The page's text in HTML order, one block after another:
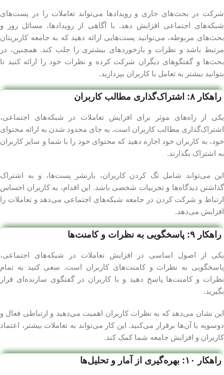
شرکت در بحث‌های جاری و رویدادها می‌تواند تعاملات را در پست‌های
شبکه‌های اجتماعی افزایش دهد. با آگاهی از رویدادها، مسائل روز و
بحث‌های مربوطه، می‌توانید پست‌هایی ارائه دهید که به جامعه کاربریتان
مرتبط باشد و نظرات و بازخوردهای بیشتری را جلب کند. همچنین، در
بحث‌ها و گفتگوهای دیگران شرکت کرده و نظرات خود را ارائه کنید تا
بتوانید بیشتر به تعامل با کاربران بپردازید.
راهکار ۸: اشتراک‌گذاری مطالب کاربران
یکی از راه‌های موثر برای افزایش تعاملات در شبکه‌های اجتماعی،
اشتراک‌گذاری مطالب کاربران است. به جای محدود شدن به ارائه محتوای
خود، به کاربران خود اجازه دهید که محتوای خود را با شما و سایر کاربران
به اشتراک بگذارند.
این می‌تواند شامل تگ کردن کاربران، بازنشر پست‌ها، و به اشتراک
گذاشتن دیدگاه‌ها و تجربیات شخصی باشد. این اقدام، به کاربران احساس
ارتباط و شرکت کردن در جامعه شبکه‌های اجتماعی می‌دهد و تعاملات را
افزایش می‌دهد.
راهکار ۹: پاسخگویی به نظرات و کامنت‌ها
یکی از اصول اساسی در افزایش تعاملات در شبکه‌های اجتماعی،
پاسخگویی به نظرات و کامنت‌های کاربران است. سعی کنید به تمام
نظرات و کامنت‌ها پاسخ دهید و با کاربران در گفتگوی سازنده‌ای قرار
بگیرید.
این نشان می‌دهد که به نظرات کاربران اهمیت می‌دهید و ارتباطی فعال و
دوسویه با آن‌ها برقرار می‌کنید. این کار می‌تواند به تعاملات بیشتر، اعتماد
کاربران و افزایش جامعه شما کمک کند.
راهکار ۱۰: بهره‌گیری از آمار و تحلیل‌ها